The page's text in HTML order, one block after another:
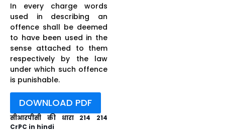
In every charge words
used in describing an
offence shall be deemed
to have been used in the
sense attached to them
respectively by the law
under which such offence
is punishable.
DOWNLOAD PDF
सीआरपीसी की धारा 214 214
CrPC in hindi